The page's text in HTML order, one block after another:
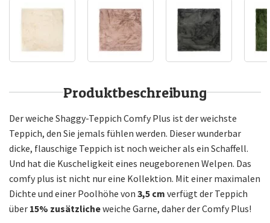
Produktbeschreibung
Der weiche Shaggy-Teppich Comfy Plus ist der weichste
Teppich, den Sie jemals fühlen werden. Dieser wunderbar
dicke, flauschige Teppich ist noch weicher als ein Schaffell.
Und hat die Kuscheligkeit eines neugeborenen Welpen. Das
comfy plus ist nicht nur eine Kollektion. Mit einer maximalen
Dichte und einer Poolhöhe von 3,5 cm verfügt der Teppich
über 15% zusätzlicheweiche Garne, daher der Comfy Plus!